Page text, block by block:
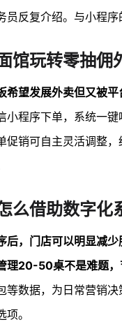
员反复介绍。与小程
馆玩转零抽佣
希望发展外卖但又被
小程序下单，系统一键
促销可自主灵活调整，
么借助数字化
后，门店可以明显减
理20-50桌不是难题，
等数据，为日常营销
。